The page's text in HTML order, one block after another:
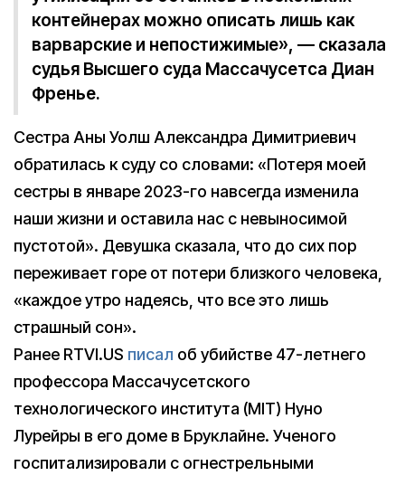
контейнерах можно описать лишь как
варварские и непостижимые», — сказала
судья Высшего суда Массачусетса Диан
Френье.
Сестра Аны Уолш Александра Димитриевич
обратилась к суду со словами: «Потеря моей
сестры в январе 2023-го навсегда изменила
наши жизни и оставила нас с невыносимой
пустотой». Девушка сказала, что до сих пор
переживает горе от потери близкого человека,
«каждое утро надеясь, что все это лишь
страшный сон».
Ранее RTVI.US писал об убийстве 47-летнего
профессора Массачусетского
технологического института (MIT) Нуно
Лурейры в его доме в Бруклайне. Ученого
госпитализировали с огнестрельными